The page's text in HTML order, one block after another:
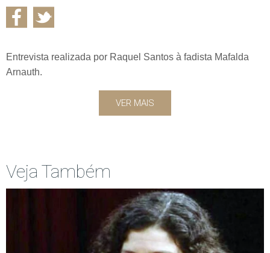
Entrevista realizada por Raquel Santos à fadista Mafalda
Arnauth.
VER MAIS
Veja Também